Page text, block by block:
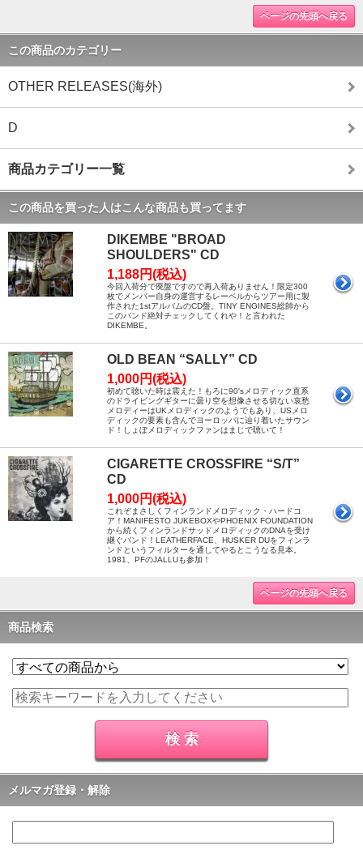
ページの先頭へ戻る
この商品のカテゴリー
OTHER RELEASES(海外)
D
商品カテゴリー一覧
この商品を買った人はこんな商品も買ってます
DIKEMBE "BROAD
SHOULDERS" CD
1,188円(税込)
今回入荷分で廃盤ですので再入荷ありません！限定300
枚でメンバー自身の運営するレーベルからツアー用に製
作された1stアルバムのCD盤。TINY ENGINES総帥から
このバンド絶対チェックしてくれや！と言われた
DIKEMBE。
OLD BEAN “SALLY” CD
1,000円(税込)
初めて聴いた時は震えた！もろに90'sメロディック直系
のドライビングギターに曇り空を想像させる切ない哀愁
メロディーはUKメロディックのようでもあり、USメロ
ディックの要素も含んでヨーロッパに辿り着いたサウン
ド！しょぼメロディックファンはまじで聴いて！
CIGARETTE CROSSFIRE “S/T”
CD
1,000円(税込)
これぞまさしくフィンランドメロディック・ハードコ
ア！MANIFESTO JUKEBOXやPHOENIX FOUNDATION
から続くフィンランドサッドメロディックのDNAを受け
継ぐバンド！LEATHERFACE、HUSKER DUをフィンラ
ンドというフィルターを通してやるとこうなる見本。
1981、PFのJALLUも参加！
ページの先頭へ戻る
商品検索
メルマガ登録・解除